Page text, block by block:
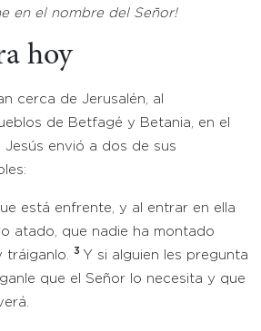
en el nombre del Señor!
hoy
cerca de Jerusalén, al
de Betfagé y Betania, en el
Jesús envió a dos de sus
está enfrente, y al entrar en ella
atado, que nadie ha montado
tráiganlo.
3 Y si alguien les pregunta
que el Señor lo necesita y que